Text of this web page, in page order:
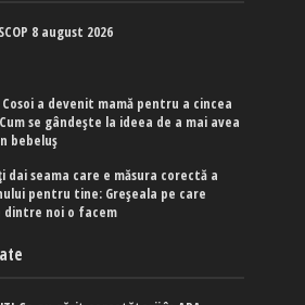
8 august 2026
Cosoi a devenit mamă pentru a cincea
se gândește la ideea de a mai avea
bebeluș
dai seama care e măsura corectă a
pentru tine: Greșeala pe care
dintre noi o facem